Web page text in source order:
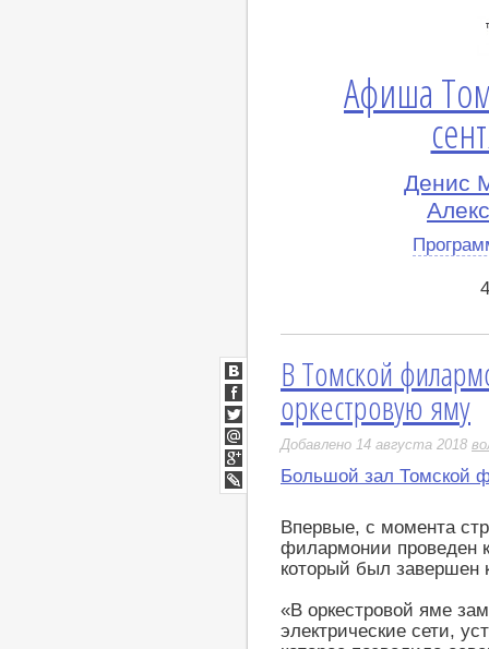
Афиша
Денис
В Томской
оркестровую яму
Добавлено 14 августа 2018
Большой зал Томской
Впервые, с момента
филармонии проведен
который был завершен
«В оркестровой яме
электрические сети,
ВКонтакте
Facebook
Twitter
Мой
Мир
Google+
LiveJournal